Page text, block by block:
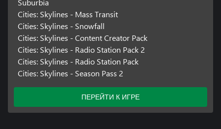
Suburbia
Cities: Skylines - Mass Transit
Cities: Skylines - Snowfall
Cities: Skylines - Content Creator Pack
Cities: Skylines - Radio Station Pack 2
Cities: Skylines - Radio Station Pack
Cities: Skylines - Season Pass 2
ПЕРЕЙТИ К ИГРЕ